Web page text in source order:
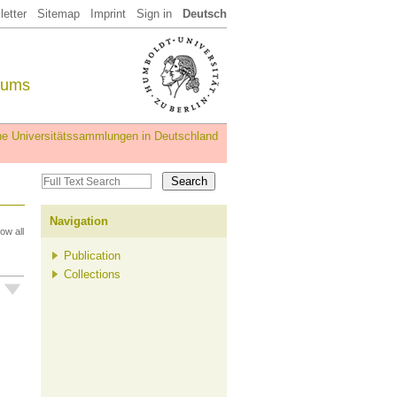
Sitemap Imprint Sign in Deutsch
Universitätssammlungen in Deutschland
all
Navigation
Publication
Collections